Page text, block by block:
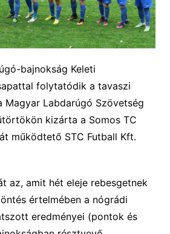
bajnokság Keleti
folytatódik a tavaszi
Magyar Labdarúgó Szövetség
kizárta a Somos TC
működtető STC Futball Kft.
az, amit hét eleje rebesgetnek
értelmében a nógrádi
eredményei (pontok és